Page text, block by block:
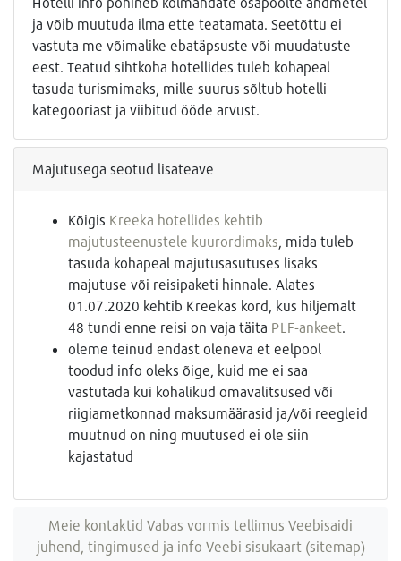
ja võib muutuda ilma ette teatamata. Seetõttu ei
vastuta me võimalike ebatäpsuste või muudatuste
eest. Teatud sihtkoha hotellides tuleb kohapeal
tasuda turismimaks, mille suurus sõltub hotelli
kategooriast ja viibitud ööde arvust.
Majutusega seotud lisateave
Kõigis Kreeka hotellides kehtib
majutusteenustele kuurordimaks, mida tuleb
tasuda kohapeal majutusasutuses lisaks
majutuse või reisipaketi hinnale. Alates
01.07.2020 kehtib Kreekas kord, kus hiljemalt
48 tundi enne reisi on vaja täita PLF-ankeet.
oleme teinud endast oleneva et eelpool
toodud info oleks õige, kuid me ei saa
vastutada kui kohalikud omavalitsused või
riigiametkonnad maksumäärasid ja/või reegleid
muutnud on ning muutused ei ole siin
kajastatud
Meie kontaktid Vabas vormis tellimus Veebisaidi
juhend, tingimused ja info Veebi sisukaart (sitemap)